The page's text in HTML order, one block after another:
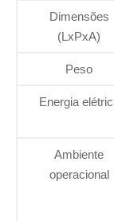
Dimensões
(LxPxA)
Peso
Energia
Ambiente
operacional